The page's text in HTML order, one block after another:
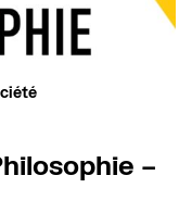
–